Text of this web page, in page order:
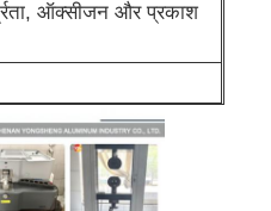
ऑक्सीजन और प्रकाश